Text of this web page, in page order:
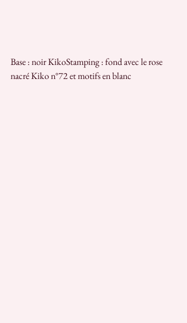
Base : noir KikoStamping : fond avec le rose
nacré Kiko n°72 et motifs en blanc